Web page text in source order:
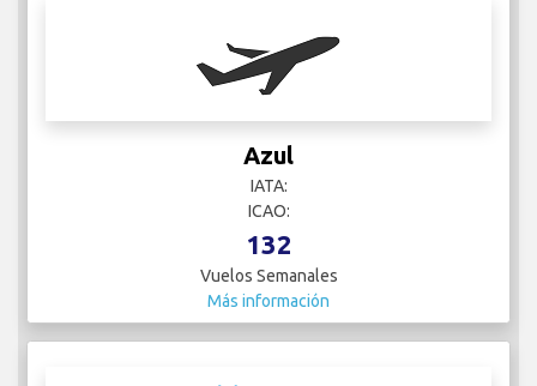
Azul
IATA:
ICAO:
132
Vuelos Semanales
Más información